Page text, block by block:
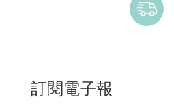
訂閱電子報